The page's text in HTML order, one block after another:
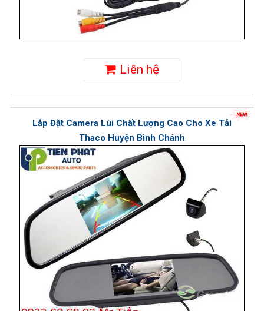
Liên hệ
Lắp Đặt Camera Lùi Chất Lượng Cao Cho Xe Tải
Thaco Huyện Bình Chánh